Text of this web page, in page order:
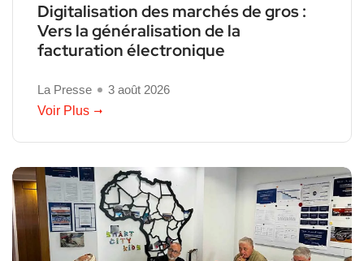
Digitalisation des marchés de gros :
Vers la généralisation de la
facturation électronique
La Presse
3 août 2026
Voir Plus